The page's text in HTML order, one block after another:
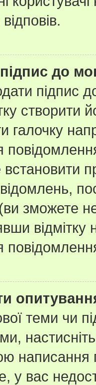
до
підпис
створити
галочку
зможете
відмітку
теми чи
написання
у вас